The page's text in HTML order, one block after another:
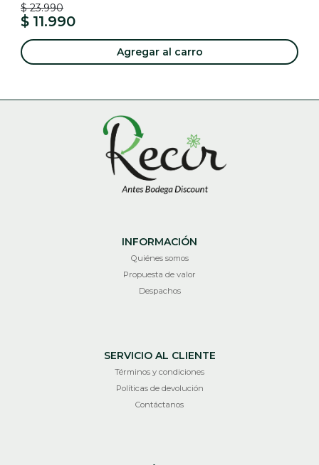
$ 23.990
$ 11.990
Agregar al carro
INFORMACIÓN
Quiénes somos
Propuesta de valor
Despachos
SERVICIO AL CLIENTE
Términos y condiciones
Políticas de devolución
Contáctanos